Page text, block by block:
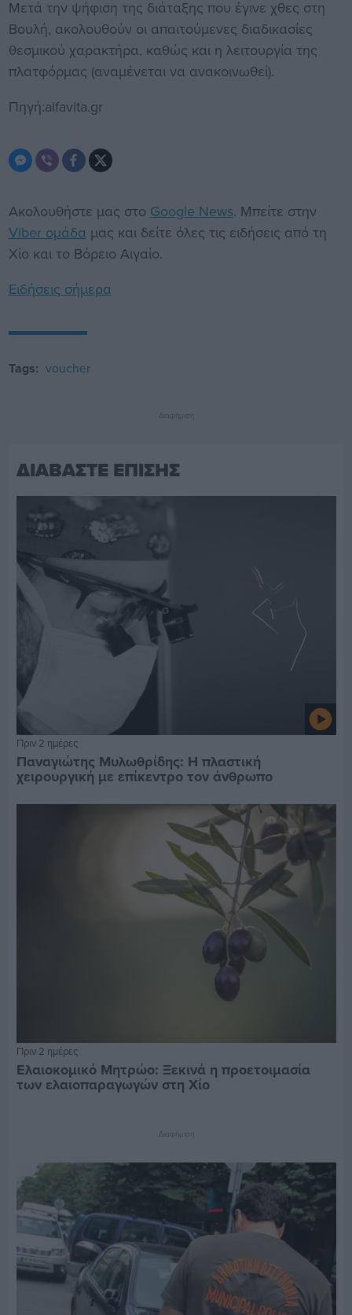
Μετά την ψήφιση της διάταξης που έγινε χθες στη
Βουλή, ακολουθούν οι απαιτούμενες διαδικασίες
θεσμικού χαρακτήρα, καθώς και η λειτουργία της
πλατφόρμας (αναμένεται να ανακοινωθεί).
Πηγή:alfavita.gr
Ακολουθήστε μας στο Google News. Μπείτε στην
Viber ομάδα μας και δείτε όλες τις ειδήσεις από τη
Χίο και το Βόρειο Αιγαίο.
Ειδήσεις σήμερα
Tags: voucher
Διαφήμιση
ΔΙΑΒΑΣΤΕ ΕΠΙΣΗΣ
Πριν 2 ημέρες
Παναγιώτης Μυλωθρίδης: Η πλαστική
χειρουργική με επίκεντρο τον άνθρωπο
Πριν 2 ημέρες
Ελαιοκομικό Μητρώο: Ξεκινά η προετοιμασία
των ελαιοπαραγωγών στη Χίο
Διαφήμιση